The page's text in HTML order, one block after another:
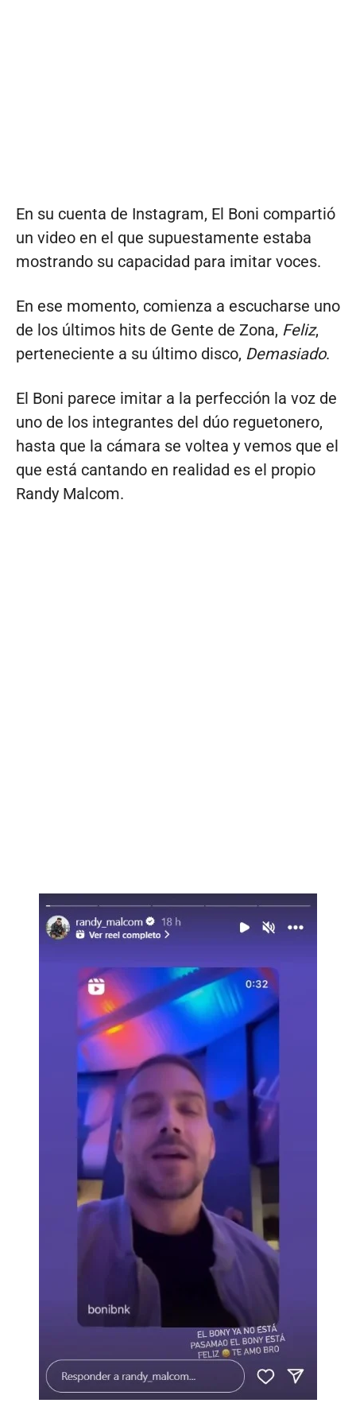
En su cuenta de Instagram, El Boni compartió
un video en el que supuestamente estaba
mostrando su capacidad para imitar voces.
En ese momento, comienza a escucharse uno
de los últimos hits de Gente de Zona, Feliz,
perteneciente a su último disco, Demasiado.
El Boni parece imitar a la perfección la voz de
uno de los integrantes del dúo reguetonero,
hasta que la cámara se voltea y vemos que el
que está cantando en realidad es el propio
Randy Malcom.